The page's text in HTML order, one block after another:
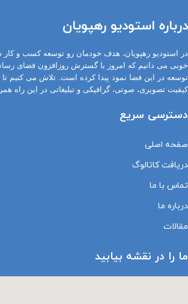
درباره استودیو رهپویان
در استودیو رهپویان، هدف خودمان رو توسعه کسب و کار
خوبی می دانیم که امروز با گسترش روزافزون فضای
توسعه در این فضا نمود پیدا کرده است. تلاش می کنیم تا
کیفیت تصویری، صوتی، گرافیکی و تبلیغاتی در این راه
دسترسی سریع
صفحه اصلی
دریافت کاتالوگ
تماس با ما
درباره ما
مقالات
ما را در نقشه بیابید